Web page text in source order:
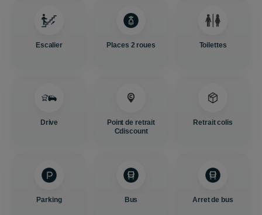
Escalier Places 2 roues Toilettes
Drive
Point de retrait
Cdiscount
Retrait colis
Parking Bus Arret de bus